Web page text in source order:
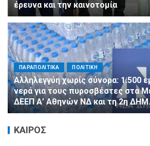
έρευνα και την καινοτομία
ΠΑΡΑΠΟΛΙΤΙΚΑ ΠΟΛΙΤΙΚΗ
Αλληλεγγύη χωρίς σύνορα: 1.500
νερά για τους πυροσβέστες στα
ΔΕΕΠ Α’ Αθηνών ΝΔ και τη 2η
ΚΑΙΡΟΣ